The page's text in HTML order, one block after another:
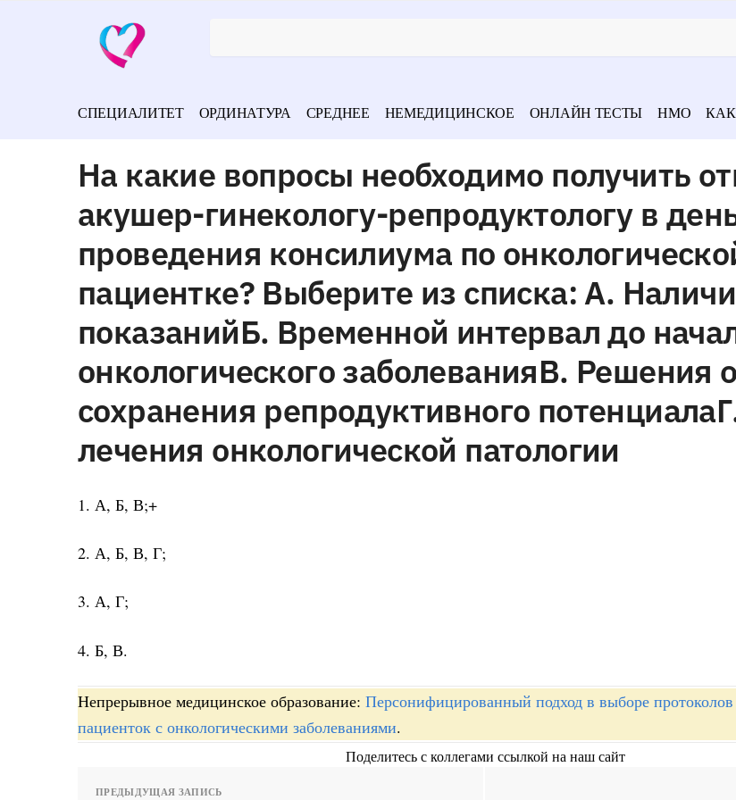
СПЕЦИАЛИТЕТ ОРДИНАТУРА СРЕДНЕЕ НЕМЕДИЦИНСКОЕ ОНЛАЙН ТЕСТЫ НМО
На какие вопросы необходимо получить
акушер-гинекологу-репродуктологу в
проведения консилиума по
пациентке? Выберите из списка: А.
показанийБ. Временной интервал до
онкологического заболеванияВ. Решения
сохранения репродуктивного
лечения онкологической патологии
1. А, Б, В;+
2. А, Б, В, Г;
3. А, Г;
4. Б, В.
Непрерывное медицинское образование: Персонифицированный подход в выборе
пациенток с онкологическими заболеваниями.
Поделитесь с коллегами ссылкой на наш сайт
ПРЕДЫДУЩАЯ ЗАПИСЬ